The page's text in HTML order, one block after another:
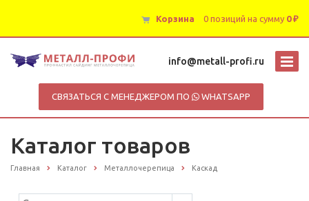
Корзина 0 позиций на сумму 0 ₽
info@metall-profi.ru
СВЯЗАТЬСЯ С МЕНЕДЖЕРОМ ПО WHATSAPP
Каталог товаров
Главная Каталог Металлочерепица Каскад